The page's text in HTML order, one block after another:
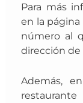
Para más
en la
número al
dirección de
Además,